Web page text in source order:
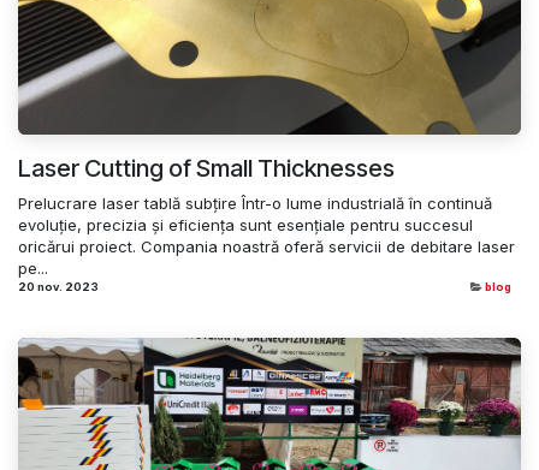
Laser Cutting of Small Thicknesses
Prelucrare laser tablă subțire Într-o lume industrială în continuă
evoluție, precizia și eficiența sunt esențiale pentru succesul
oricărui proiect. Compania noastră oferă servicii de debitare laser
pe...
20 nov. 2023 blog